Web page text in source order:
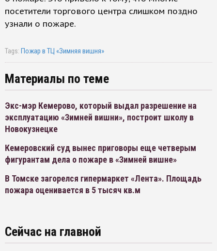
посетители торгового центра слишком поздно
узнали о пожаре.
Tags: Пожар в ТЦ «Зимняя вишня»
Материалы по теме
Экс-мэр Кемерово, который выдал разрешение на
эксплуатацию «Зимней вишни», построит школу в
Новокузнецке
Кемеровский суд вынес приговоры еще четверым
фигурантам дела о пожаре в «Зимней вишне»
В Томске загорелся гипермаркет «Лента». Площадь
пожара оценивается в 5 тысяч кв.м
Сейчас на главной